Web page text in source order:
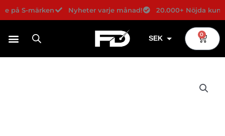
till
på S-märken Nyheter varje månad! 20.000+ Nöjda
SEK
USD
0